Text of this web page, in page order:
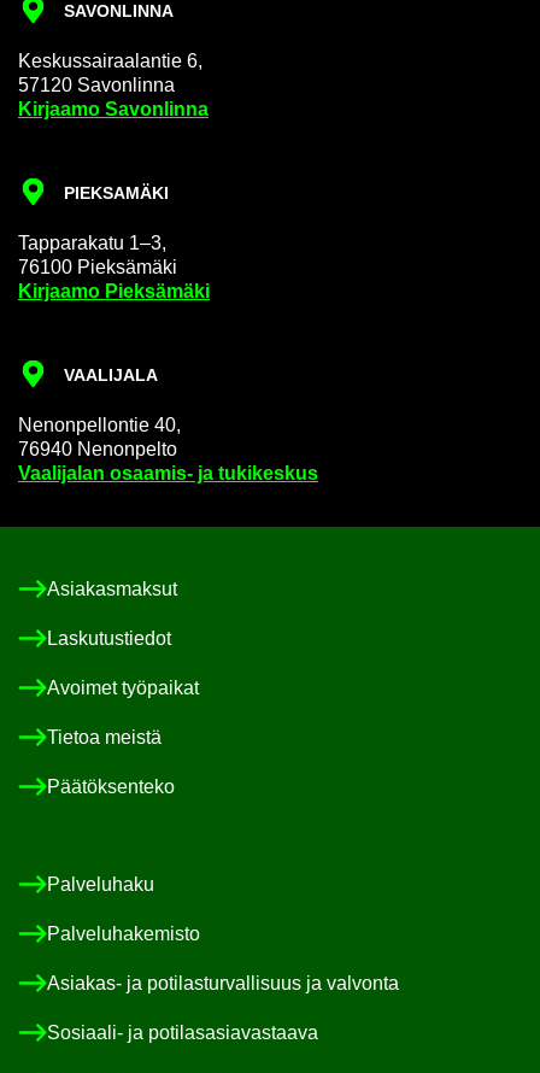
SA­VON­LIN­NA
Kes­kus­sai­raa­lan­tie 6,
57120 Sa­von­lin­na
Kir­jaa­mo Sa­von­lin­na
PIEK­SA­MÄ­KI
Tap­pa­ra­ka­tu 1–3,
76100 Piek­sä­mä­ki
Kir­jaa­mo Piek­sä­mä­ki
VAA­LI­JA­LA
Ne­non­pel­lon­tie 40,
76940 Ne­non­pel­to
Vaa­li­ja­lan osaamis-​ ja tu­ki­kes­kus
Asia­kas­mak­sut
Las­ku­tus­tie­dot
Avoi­met työ­pai­kat
Tie­toa meis­tä
Pää­tök­sen­te­ko
Pal­ve­lu­ha­ku
Pal­ve­lu­ha­ke­mis­to
Asiakas-​ ja po­ti­las­tur­val­li­suus ja val­von­ta
Sosiaali-​ ja po­ti­las­asia­vas­taa­va